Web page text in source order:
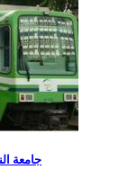
جامعة النقل: